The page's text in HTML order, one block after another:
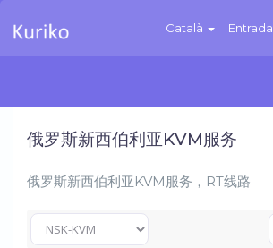
Català Entrada
俄罗斯新西伯利亚KVM服务
俄罗斯新西伯利亚KVM服务，RT线路